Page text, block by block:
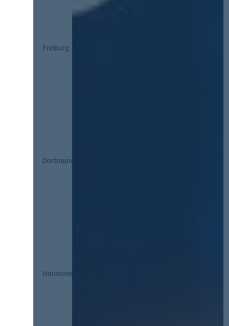
Freiburg
Dortmund
Hannover